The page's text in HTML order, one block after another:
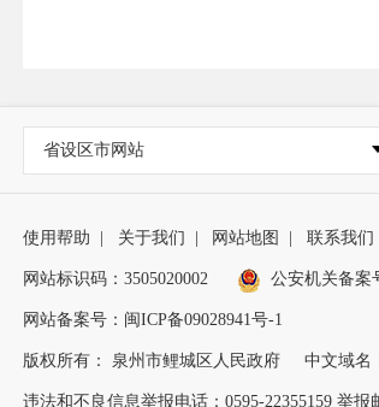
省设区市网站
使用帮助 关于我们 网站地图 联系我们
网站标识码：3505020002 公安机关备案
网站备案号：闽ICP备09028941号-1
版权所有： 泉州市鲤城区人民政府 中文域名
违法和不良信息举报电话：0595-22355159 举报